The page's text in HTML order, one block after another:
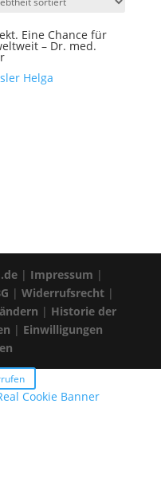
Eine Chance für
– Dr. med.
Helga
| Impressum |
| Widerrufsrecht|
| Historie der
| Einwilligungen
Cookie Banner